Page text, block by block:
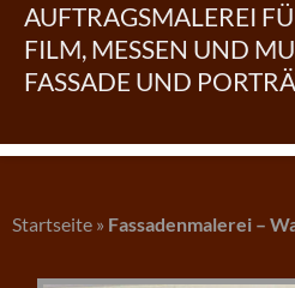
AUFTRAGSMALEREI
FILM, MESSEN UND
FASSADE UND
Startseite » Fassadenmalerei –